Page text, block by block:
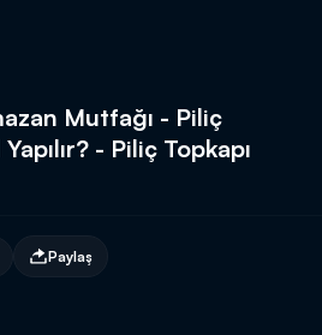
Mutfağı - Piliç
- Piliç Topkapı
Paylaş